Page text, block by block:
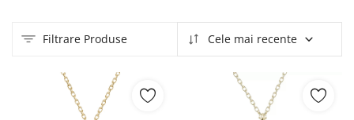
Blog despre bijuterii, ghid marimi si
Filtrare Produse Cele mai recente